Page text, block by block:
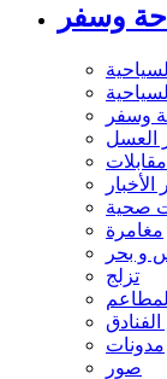
وسفر
وسفر
العسل
مقابلات
الأخبار
صحية
مغامرة
و بحر
تزلج
مدونات
صور